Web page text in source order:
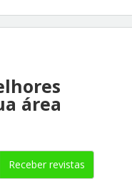
área
Receber revistas